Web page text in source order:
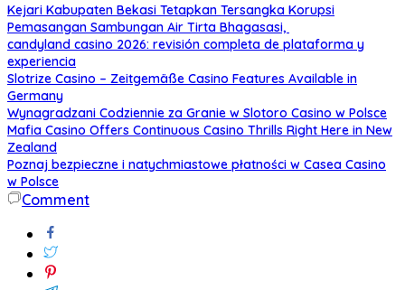
Kejari Kabupaten Bekasi Tetapkan Tersangka Korupsi
Pemasangan Sambungan Air Tirta Bhagasasi,
candyland casino 2026: revisión completa de plataforma y
experiencia
Slotrize Casino – Zeitgemäße Casino Features Available in
Germany
Wynagradzani Codziennie za Granie w Slotoro Casino w Polsce
Mafia Casino Offers Continuous Casino Thrills Right Here in New
Zealand
Poznaj bezpieczne i natychmiastowe płatności w Casea Casino
w Polsce
Comment